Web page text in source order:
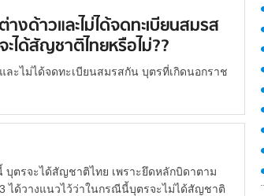
งด้าวและไม่ได้จดทะเบียนสมรส
ได้สัญชาติไทยหรือไม่??
ะไม่ได้จดทะเบียนสมรสกัน บุตรที่เกิดนอกราช
รจะได้สัญชาติไทย เพราะยึดหลักบิดาตาม
ได้วางแนวไว้ว่าในกรณีนี้บุตรจะไม่ได้สัญชาติ